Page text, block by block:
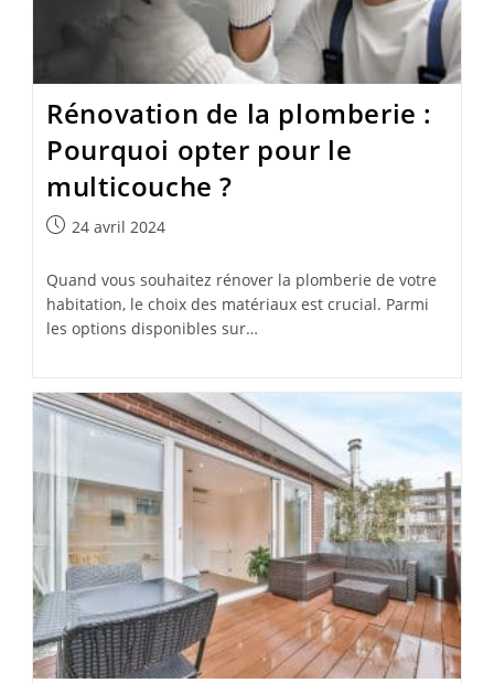
Rénovation de la plomberie :
Pourquoi opter pour le
multicouche ?
Publication
24 avril 2024
Quand vous souhaitez rénover la plomberie de votre
habitation, le choix des matériaux est crucial. Parmi
les options disponibles sur…